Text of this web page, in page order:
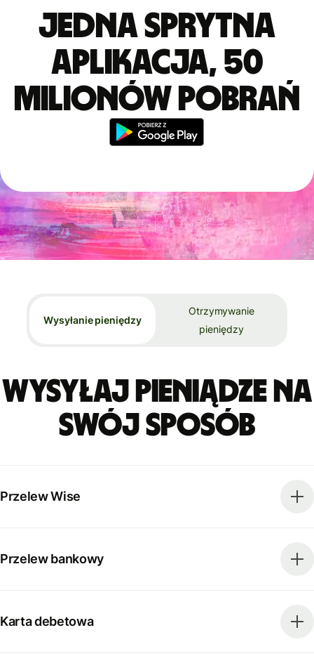
Jedna sprytna
aplikacja, 50
milionów pobrań
Wysyłanie pieniędzy
Otrzymywanie
pieniędzy
Wysyłaj pieniądze na
swój sposób
Przelew Wise
Przelew bankowy
Karta debetowa